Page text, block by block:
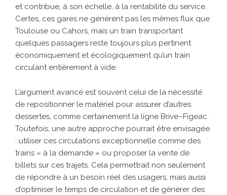
et contribue, à son échelle, à la rentabilité du service.
Certes, ces gares ne génèrent pas les mêmes flux que
Toulouse ou Cahors, mais un train transportant
quelques passagers reste toujours plus pertinent
économiquement et écologiquement qu’un train
circulant entièrement à vide.
L’argument avancé est souvent celui de la nécessité
de repositionner le matériel pour assurer d’autres
dessertes, comme certainement la ligne Brive–Figeac.
Toutefois, une autre approche pourrait être envisagée
: utiliser ces circulations exceptionnelle comme des
trains « à la demande » ou proposer la vente de
billets sur ces trajets. Cela permettrait non seulement
de répondre à un besoin réel des usagers, mais aussi
d’optimiser le temps de circulation et de générer des